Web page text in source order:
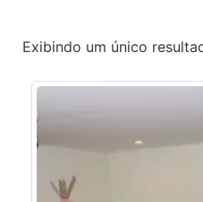
Exibindo um único